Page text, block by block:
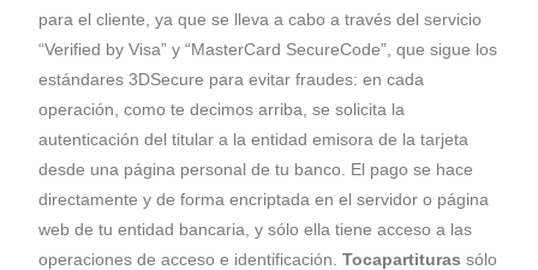
para el cliente, ya que se lleva a cabo a través del servicio
“Verified by Visa” y “MasterCard SecureCode”, que sigue los
estándares 3DSecure para evitar fraudes: en cada
operación, como te decimos arriba, se solicita la
autenticación del titular a la entidad emisora de la tarjeta
desde una página personal de tu banco. El pago se hace
directamente y de forma encriptada en el servidor o página
web de tu entidad bancaria, y sólo ella tiene acceso a las
operaciones de acceso e identificación.Tocapartituras sólo